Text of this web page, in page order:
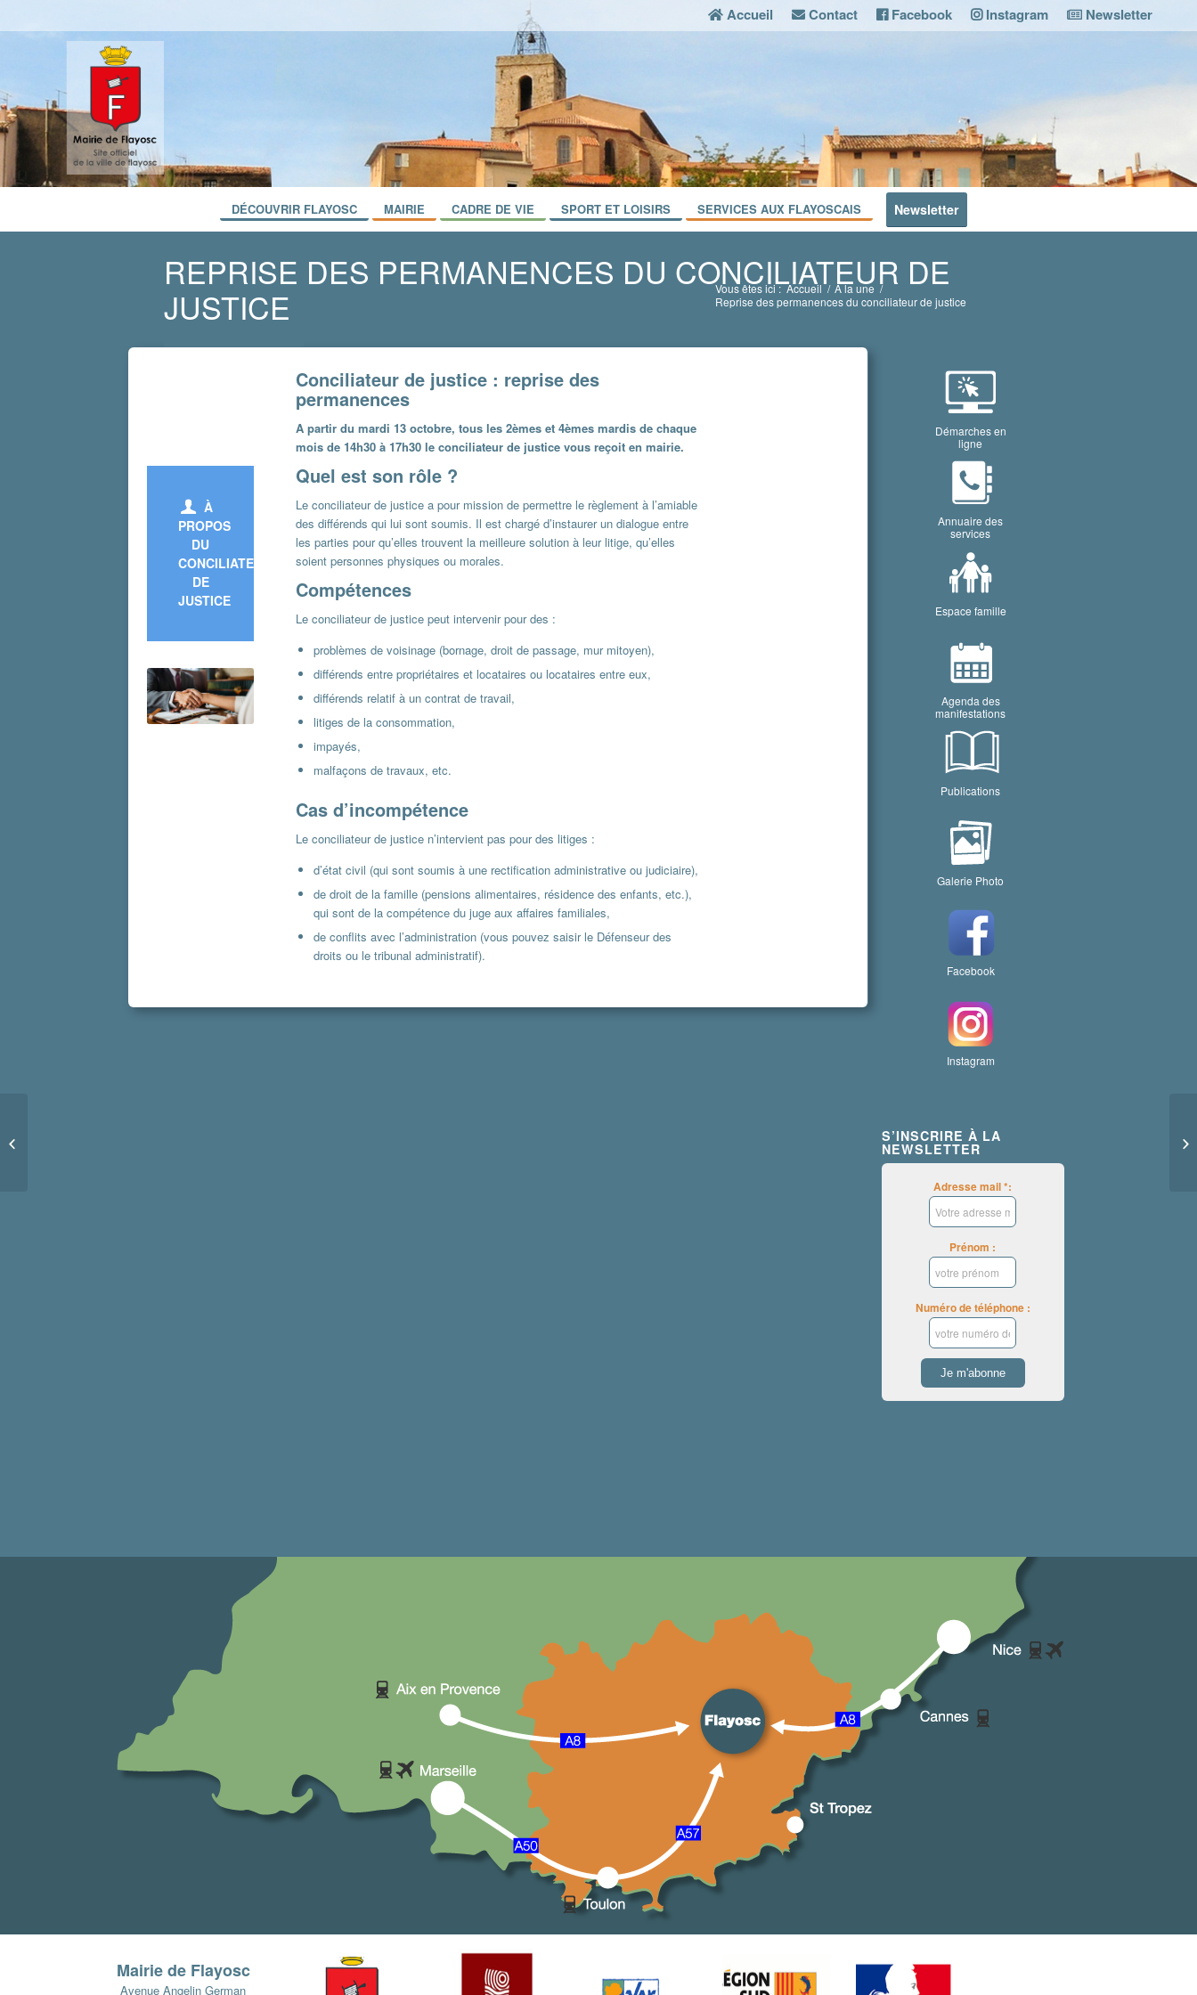
Accueil Contact Facebook Instagram Newsletter
DÉCOUVRIR FLAYOSC MAIRIE CADRE DE VIE SPORT ET LOISIRS SERVICES AUX FLAYOSCAIS Newsletter
REPRISE DES PERMANENCES DU CONCILIATEUR DE
JUSTICE
Vous êtes ici : Accueil / A la une /
Reprise des permanences du conciliateur de justice
Conciliateur de justice : reprise des
permanences
A partir du mardi 13 octobre, tous les 2èmes et 4èmes mardis de chaque
mois de 14h30 à 17h30 le conciliateur de justice vous reçoit en mairie.
À
PROPOS
DU
CONCILIATEUR
DE
JUSTICE
Quel est son rôle ?
Le conciliateur de justice a pour mission de permettre le règlement à l’amiable
des différends qui lui sont soumis. Il est chargé d’instaurer un dialogue entre
les parties pour qu’elles trouvent la meilleure solution à leur litige, qu’elles
soient personnes physiques ou morales.
Compétences
Le conciliateur de justice peut intervenir pour des :
problèmes de voisinage (bornage, droit de passage, mur mitoyen),
différends entre propriétaires et locataires ou locataires entre eux,
différends relatif à un contrat de travail,
litiges de la consommation,
impayés,
malfaçons de travaux, etc.
Cas d’incompétence
Le conciliateur de justice n’intervient pas pour des litiges :
d’état civil (qui sont soumis à une rectification administrative ou judiciaire),
de droit de la famille (pensions alimentaires, résidence des enfants, etc.),
qui sont de la compétence du juge aux affaires familiales,
de conflits avec l’administration (vous pouvez saisir le Défenseur des
droits ou le tribunal administratif).
Démarches en
ligne
Annuaire des
services
Espace famille
Agenda des
manifestations
Publications
Galerie Photo
Facebook
Instagram
S’INSCRIRE À LA
NEWSLETTER
Adresse mail *:
Prénom :
Numéro de téléphone :
Mairie de Flayosc
Avenue Angelin German